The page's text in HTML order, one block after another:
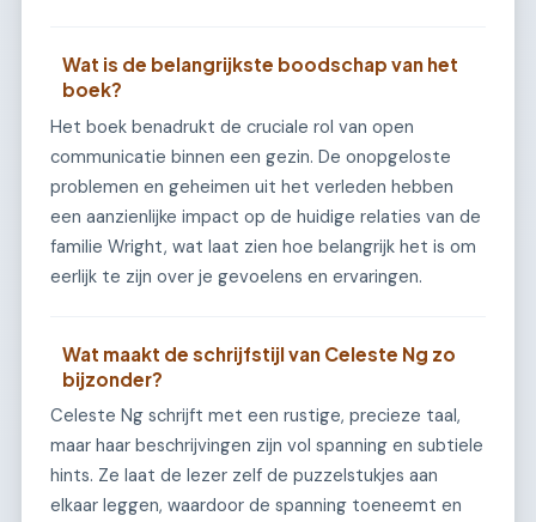
Wat is de belangrijkste boodschap van het
boek?
Het boek benadrukt de cruciale rol van open
communicatie binnen een gezin. De onopgeloste
problemen en geheimen uit het verleden hebben
een aanzienlijke impact op de huidige relaties van de
familie Wright, wat laat zien hoe belangrijk het is om
eerlijk te zijn over je gevoelens en ervaringen.
Wat maakt de schrijfstijl van Celeste Ng zo
bijzonder?
Celeste Ng schrijft met een rustige, precieze taal,
maar haar beschrijvingen zijn vol spanning en subtiele
hints. Ze laat de lezer zelf de puzzelstukjes aan
elkaar leggen, waardoor de spanning toeneemt en